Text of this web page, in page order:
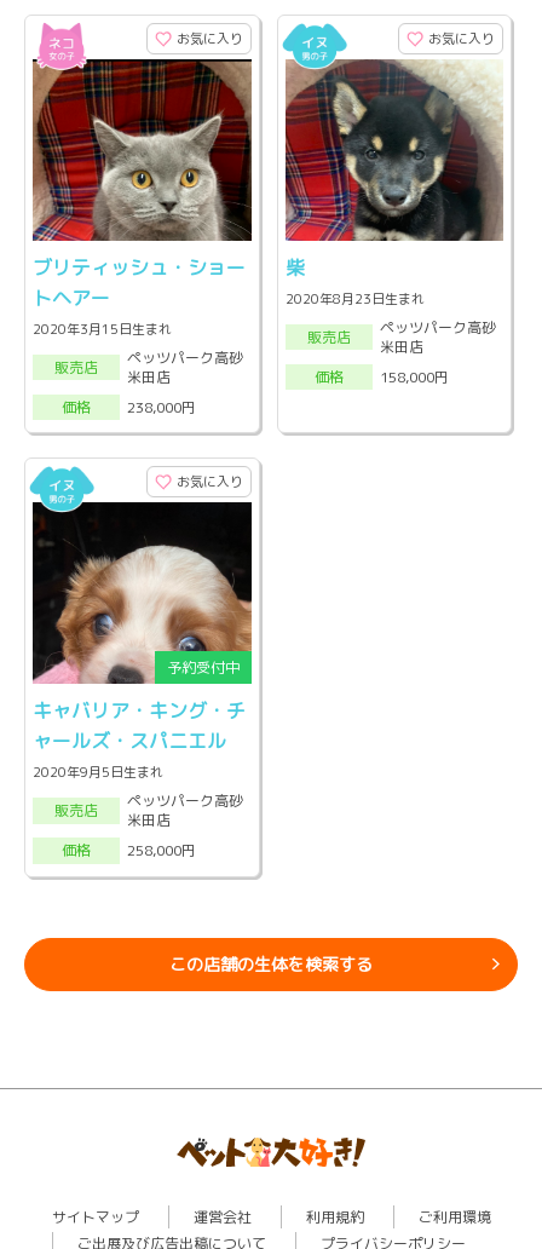
お気に入り
ブリティッシュ・ショー
トヘアー
2020年3月15日生まれ
販売店
ペッツパーク高砂
米田店
価格
238,000円
お気に入り
柴
2020年8月23日生まれ
販売店
ペッツパーク高砂
米田店
価格
158,000円
お気に入り
キャバリア・キング・チ
ャールズ・スパニエル
2020年9月5日生まれ
販売店
ペッツパーク高砂
米田店
価格
258,000円
この店舗の生体を検索する
サイトマップ 運営会社 利用規約
ご利用環境
ご出展及び広告出稿について
プライバシーポリシー